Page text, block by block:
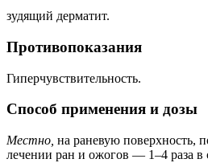
зудящий дерматит.
Противопоказания
Гиперчувствительность.
Способ применения и дозы
Местно, на раневую поверхность,
лечении ран и ожогов — 1–4 раза в